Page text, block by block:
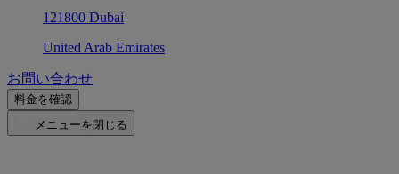
121800 Dubai
United Arab Emirates
お問い合わせ
料金を確認
メニューを閉じる